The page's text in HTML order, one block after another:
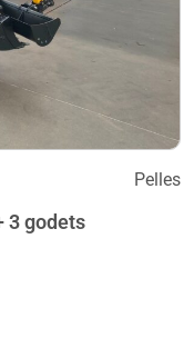
Pelles
3 godets